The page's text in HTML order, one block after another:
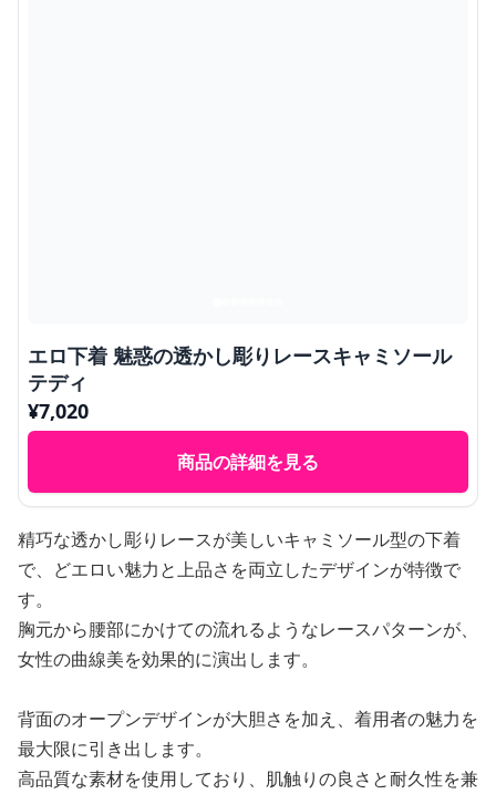
エロ下着 魅惑の透かし彫りレースキャミソール
テディ
¥7,020
商品の詳細を見る
精巧な透かし彫りレースが美しいキャミソール型の下着
で、どエロい魅力と上品さを両立したデザインが特徴で
す。
胸元から腰部にかけての流れるようなレースパターンが、
女性の曲線美を効果的に演出します。
背面のオープンデザインが大胆さを加え、着用者の魅力を
最大限に引き出します。
高品質な素材を使用しており、肌触りの良さと耐久性を兼